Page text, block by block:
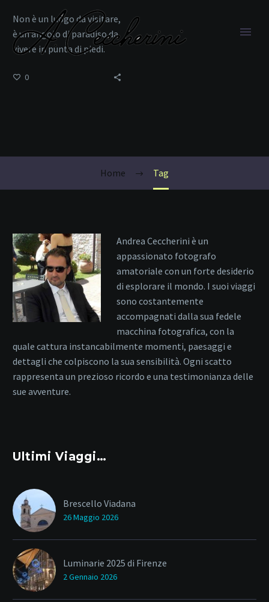
Home Tag
Non è un luogo da visitare,
è un angolo di paradiso da
vivere in punta di piedi.
0
Andrea Ceccherini è un
appassionato fotografo
amatoriale con un forte desiderio
di esplorare il mondo. I suoi viaggi
sono costantemente
accompagnati dalla sua fedele
macchina fotografica, con la
quale cattura instancabilmente momenti, paesaggi e
dettagli che colpiscono la sua sensibilità. Ogni scatto
rappresenta un prezioso ricordo e una testimonianza delle
sue avventure.
Ultimi Viaggi…
Brescello Viadana
26 Maggio 2026
Luminarie 2025 di Firenze
2 Gennaio 2026